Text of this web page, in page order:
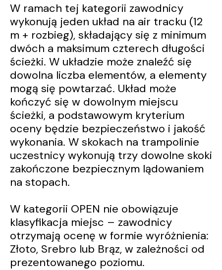
W ramach tej kategorii zawodnicy
wykonują jeden układ na air tracku (12
m + rozbieg), składający się z minimum
dwóch a maksimum czterech długości
ścieżki. W układzie może znaleźć się
dowolna liczba elementów, a elementy
mogą się powtarzać. Układ może
kończyć się w dowolnym miejscu
ścieżki, a podstawowym kryterium
oceny będzie bezpieczeństwo i jakość
wykonania. W skokach na trampolinie
uczestnicy wykonują trzy dowolne skoki
zakończone bezpiecznym lądowaniem
na stopach.
W kategorii OPEN nie obowiązuje
klasyfikacja miejsc – zawodnicy
otrzymają ocenę w formie wyróżnienia:
Złoto, Srebro lub Brąz, w zależności od
prezentowanego poziomu.